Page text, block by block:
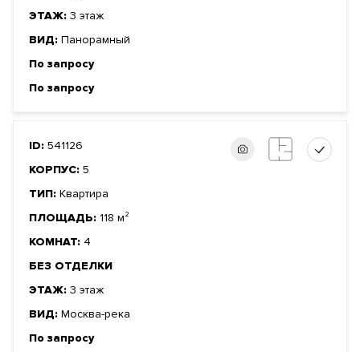
ЭТАЖ: 3 этаж
ВИД: Панорамный
По запросу
По запросу
ID: 541126
КОРПУС: 5
ТИП: Квартира
ПЛОЩАДЬ: 118 м²
КОМНАТ: 4
БЕЗ ОТДЕЛКИ
ЭТАЖ: 3 этаж
ВИД: Москва-река
По запросу